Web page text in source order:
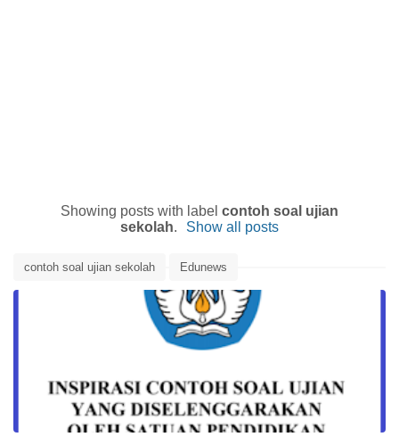
Showing posts with label contoh soal ujian
sekolah. Show all posts
contoh soal ujian sekolah Edunews
Inspirasi contoh soal ujian Kemdikbud
Panduan Penyusunan Soal Ujian